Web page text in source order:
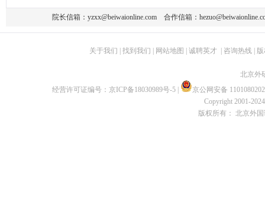
院长信箱： yzxx@beiwaionline.com 合作信箱：
关于我们 找到我们 网站地图 诚聘英才| 咨询热线|
北京外
经营许可证编号： 京ICP备18030989号-5
京公网安备
Copyright 2001-
版权所有： 北京外